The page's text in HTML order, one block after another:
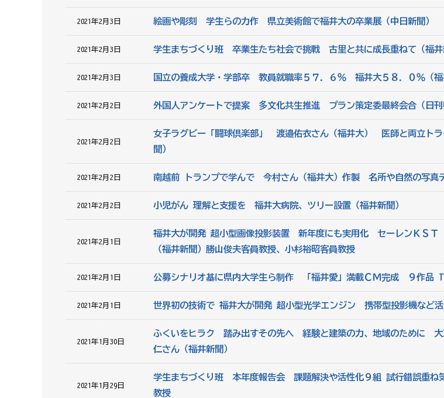
2021年2月3日 絵画や彫刻 学生らの力作 県立美術館で福井大の卒業展（中日新聞）
2021年2月3日 学生まちづくり班 卒業生たち社会で挑戦 古里と共に成長重ねて（福井
2021年2月3日 国立の養成大学・学部卒 教員就職率５７．６％ 福井大５８．０％（福
2021年2月2日 外国人アンケートで提案 多文化共生推進 プラン策定委最終会合（日刊
2021年2月2日
女子ラグビー「闘球倶楽部」 渡邉佑衣さん（福井大） 医師と両立ト
聞）
2021年2月2日 南越前 トランプで学んで 今村さん（福井大）作製 名所や自然の写真デ
2021年2月2日 小児がん 理解と支援を 福井大病院、ツリー設置（福井新聞）
2021年2月1日
福井大が開発 超小型画像投影装置 新年度にも実用化 セーレンＫＳＴ
（福井新聞）勝山俊夫客員教授、小杉裕昭客員教授
2021年2月1日 公募シナリオ基に県内大学生ら制作 「福井愛」満載ＣＭ完成 ９作品
2021年2月1日 世界初の技術で 福井大が開発 超小型光学エンジン 携帯型投影機など活
2021年1月30日
ふくいをヒラク 踏み出すその先へ 経験と建築の力、地域のために
仁さん（福井新聞）
2021年1月29日
学生まちづくり班 本年度報告会 課題解決や活性化９組 試行錯誤重ね
教授